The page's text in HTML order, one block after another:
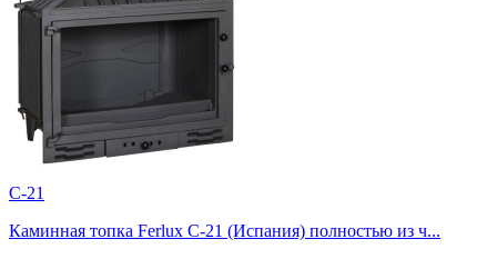
C-21
Каминная топка Ferlux C-21 (Испания) полностью из ч...